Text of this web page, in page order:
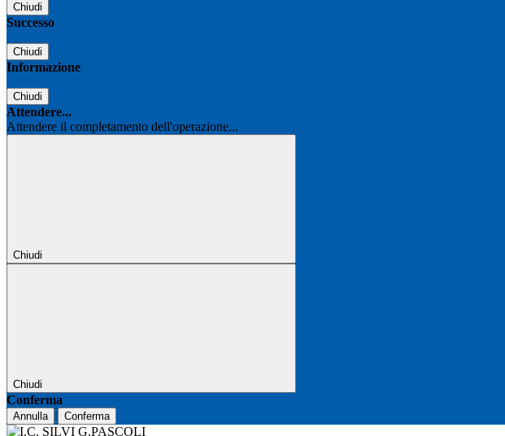
Chiudi
Successo
Chiudi
Informazione
Chiudi
Attendere...
Attendere il completamento dell'operazione...
Chiudi
Chiudi
Conferma
Annulla Conferma